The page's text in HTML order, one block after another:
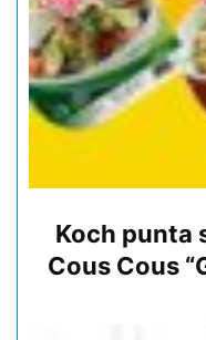
Koch punta
Cous Cous